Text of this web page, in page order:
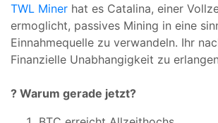
TWL Miner hat es Catalina, einer
ermoglicht, passives Mining in eine
Einnahmequelle zu verwandeln. Ihr
Finanzielle Unabhangigkeit zu
? Warum gerade jetzt?